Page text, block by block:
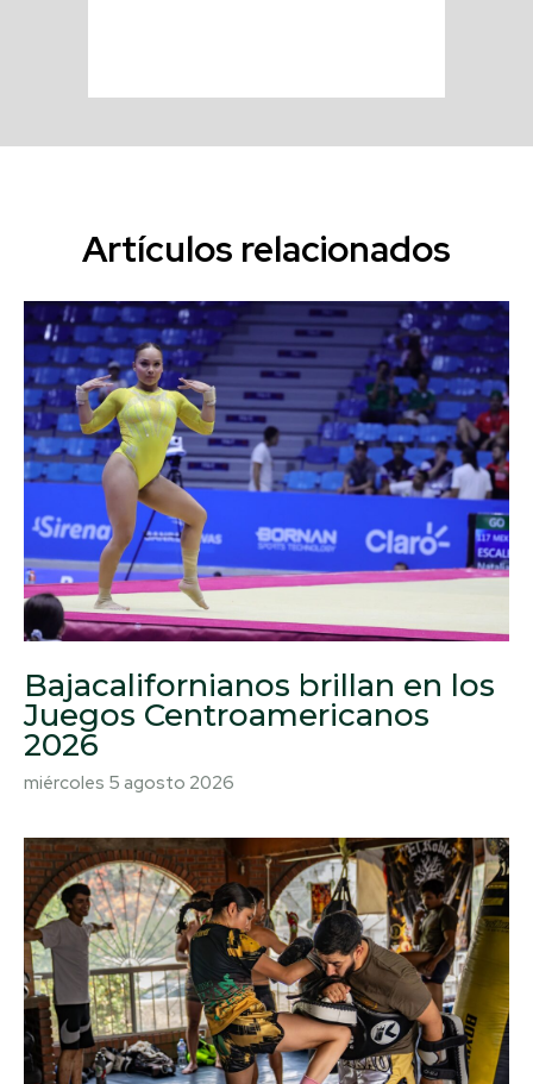
Artículos relacionados
Bajacalifornianos brillan en los
Juegos Centroamericanos
2026
miércoles 5 agosto 2026